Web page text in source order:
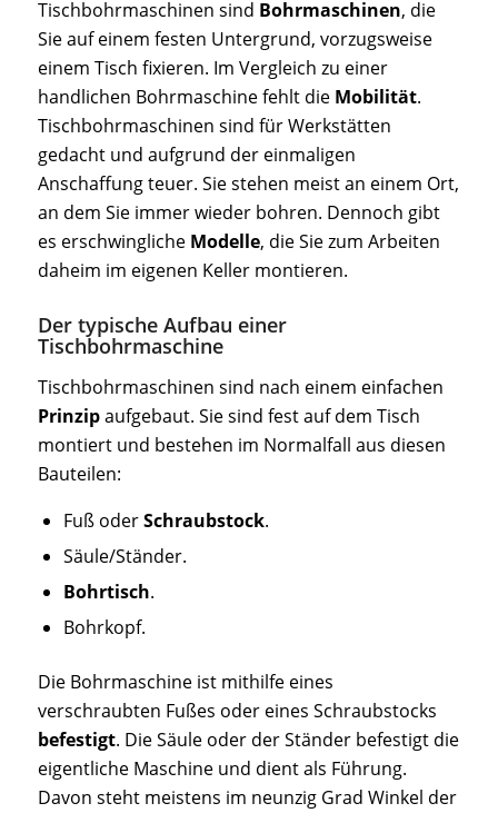
Tischbohrmaschinen sind Bohrmaschinen, die
Sie auf einem festen Untergrund, vorzugsweise
einem Tisch fixieren. Im Vergleich zu einer
handlichen Bohrmaschine fehlt die Mobilität.
Tischbohrmaschinen sind für Werkstätten
gedacht und aufgrund der einmaligen
Anschaffung teuer. Sie stehen meist an einem Ort,
an dem Sie immer wieder bohren. Dennoch gibt
es erschwingliche Modelle, die Sie zum Arbeiten
daheim im eigenen Keller montieren.
Der typische Aufbau einer
Tischbohrmaschine
Tischbohrmaschinen sind nach einem einfachen
Prinzipaufgebaut. Sie sind fest auf dem Tisch
montiert und bestehen im Normalfall aus diesen
Bauteilen:
Fuß oderSchraubstock.
Säule/Ständer.
Bohrtisch.
Bohrkopf.
Die Bohrmaschine ist mithilfe eines
verschraubten Fußes oder eines Schraubstocks
befestigt. Die Säule oder der Ständer befestigt die
eigentliche Maschine und dient als Führung.
Davon steht meistens im neunzig Grad Winkel der